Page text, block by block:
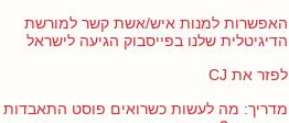
האפשרות למנות איש/אשת קשר למורשת
הדיגיטלית שלנו בפייסבוק הגיעה לישראל
לפזר את CJ
מדריך: מה לעשות כשרואים פוסט התאבדות